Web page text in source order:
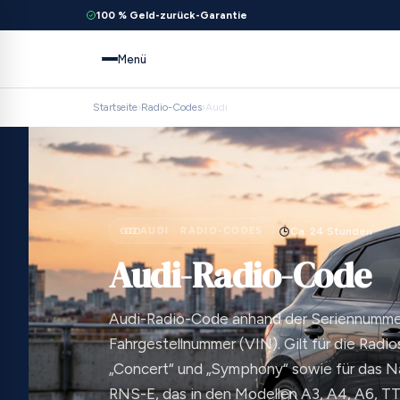
100 % Geld-zurück-Garantie
Menü
Startseite›Radio-Codes›Audi
AUDI · RADIO-CODES Ca. 24 Stunden
Audi-Radio-Code
Audi-Radio-Code anhand der
Fahrgestellnummer (VIN). Gilt für die
„Concert“ und „Symphony“ sowie für das
RNS-E, das in den Modellen A3, A4, A6,